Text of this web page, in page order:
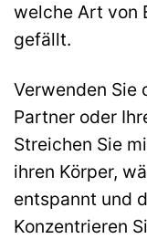
welche Art von
gefällt.
Verwenden Sie
Partner oder
Streichen Sie
ihren Körper,
entspannt und
Konzentrieren